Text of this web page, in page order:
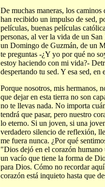
De muchas maneras, los
han recibido un impulso de sed,
películas, buenas películas
personas, al ver la vida de un
un Domingo de Guzmán, de un
te preguntas -¿Y yo por qué no
estoy haciendo con mi vida?-
despertando tu sed. Y esa sed,
Porque nosotros, mis hermanos,
que dejar en esta tierra no son
no te llevas nada. No importa
tendrá que pasar, pero nuestro
lo eterno. Si un joven, si una
verdadero silencio de reflexión,
me fuera nunca. ¿Por qué
"Dios dejó en el corazón
un vacío que tiene la forma de
para Dios. Cómo no recordar
corazón está inquieto hasta que